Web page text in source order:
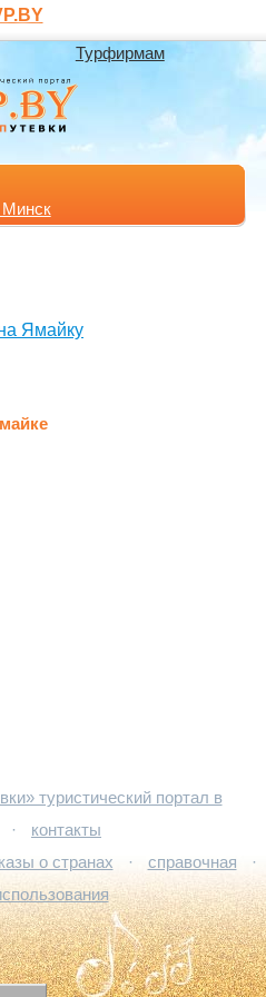
Турфирмам
Минск
Ямайку
туристический портал в
·
контакты
о странах · справочная
·